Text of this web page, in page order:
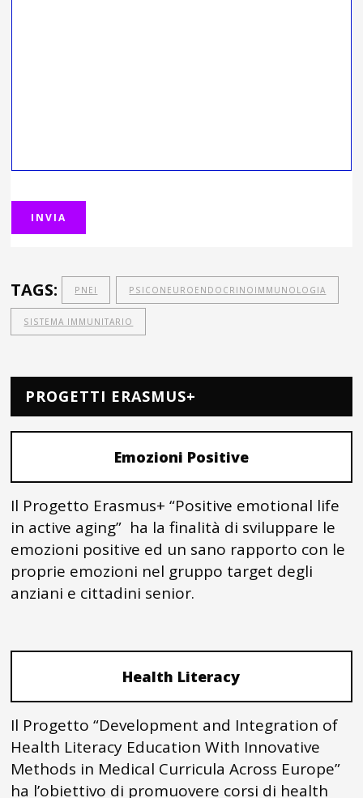
TAGS: PNEI PSICONEUROENDOCRINOIMMUNOLOGIA
SISTEMA IMMUNITARIO
PROGETTI ERASMUS+
Emozioni Positive
Il Progetto Erasmus+ “Positive emotional life
in active aging” ha la finalità di sviluppare le
emozioni positive ed un sano rapporto con le
proprie emozioni nel gruppo target degli
anziani e cittadini senior.
Health Literacy
Il Progetto “Development and Integration of
Health Literacy Education With Innovative
Methods in Medical Curricula Across Europe”
ha l’obiettivo di promuovere corsi di health